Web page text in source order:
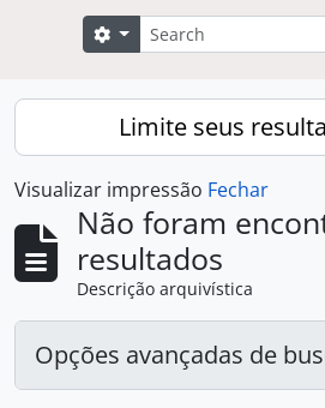
Buscar
Opções de busca
Limite seus
Visualizar impressão Fechar
Não foram
resultados
Descrição arquivística
Opções avançadas de